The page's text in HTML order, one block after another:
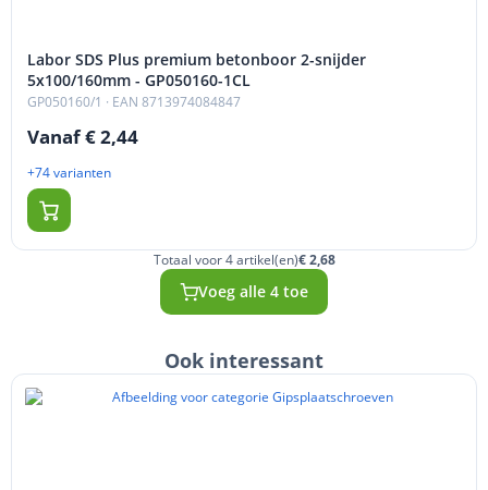
Labor SDS Plus premium betonboor 2-snijder
5x100/160mm - GP050160-1CL
GP050160/1 · EAN 8713974084847
Vanaf € 2,44
+74 varianten
Totaal voor 4 artikel(en)€ 2,68
Voeg alle 4 toe
Ook interessant